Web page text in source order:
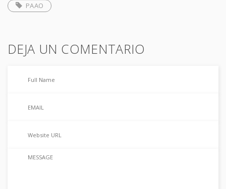
PAAO
DEJA UN COMENTARIO